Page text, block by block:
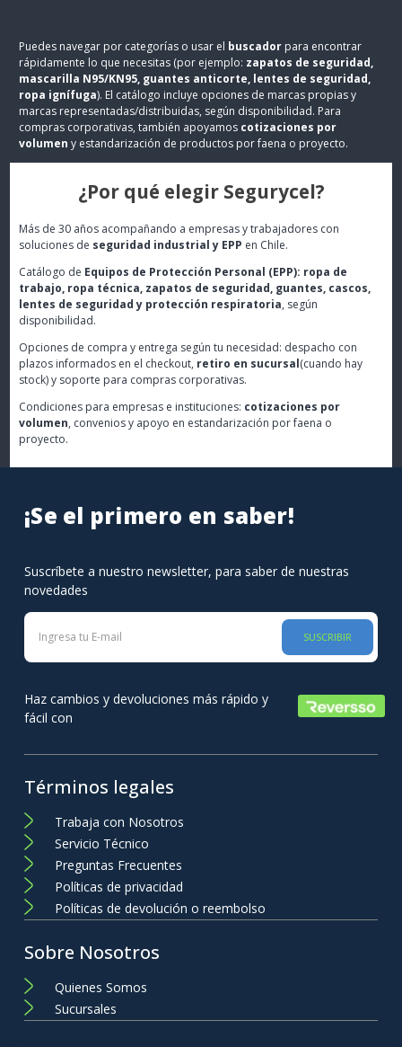
Puedes navegar por categorías o usar el buscador para encontrar
rápidamente lo que necesitas (por ejemplo: zapatos de seguridad,
mascarilla N95/KN95, guantes anticorte, lentes de seguridad,
ropa ignífuga). El catálogo incluye opciones de marcas propias y
marcas representadas/distribuidas, según disponibilidad. Para
compras corporativas, también apoyamos cotizaciones por
volumen y estandarización de productos por faena o proyecto.
¿Por qué elegir Segurycel?
Más de 30 años acompañando a empresas y trabajadores con
soluciones de seguridad industrial y EPP en Chile.
Catálogo de Equipos de Protección Personal (EPP): ropa de
trabajo, ropa técnica, zapatos de seguridad, guantes, cascos,
lentes de seguridad y protección respiratoria, según
disponibilidad.
Opciones de compra y entrega según tu necesidad: despacho con
plazos informados en el checkout, retiro en sucursal(cuando hay
stock) y soporte para compras corporativas.
Condiciones para empresas e instituciones: cotizaciones por
volumen, convenios y apoyo en estandarización por faena o
proyecto.
¡Se el primero en saber!
Suscríbete a nuestro newsletter, para saber de nuestras
novedades
SUSCRIBIR
Haz cambios y devoluciones más rápido y
fácil con
Términos legales
Trabaja con Nosotros
Servicio Técnico
Preguntas Frecuentes
Políticas de privacidad
Políticas de devolución o reembolso
Sobre Nosotros
Quienes Somos
Sucursales